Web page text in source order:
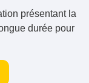
présentant la
durée pour